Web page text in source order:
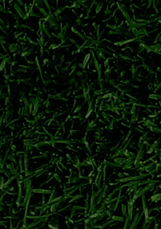
离开萨尔茨堡红牛，永久转
川村拓梦
力冲刺下半程联赛
派中场柴户海，充实中场轮换
东京绿茵 东
冲击日职联冠军